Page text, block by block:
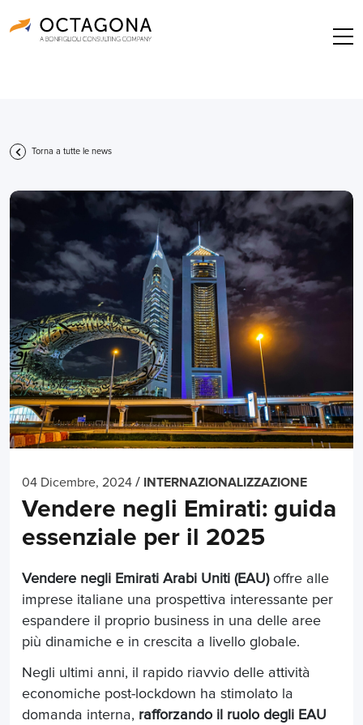
Torna a tutte le news
04 Dicembre, 2024 / INTERNAZIONALIZZAZIONE
Vendere negli Emirati: guida
essenziale per il 2025
Vendere negli Emirati Arabi Uniti (EAU)offre alle
imprese italiane una prospettiva interessante per
espandere il proprio business in una delle aree
più dinamiche e in crescita a livello globale.
Negli ultimi anni, il rapido riavvio delle attività
economiche post-lockdown ha stimolato la
domanda interna, rafforzando il ruolo degli EAU